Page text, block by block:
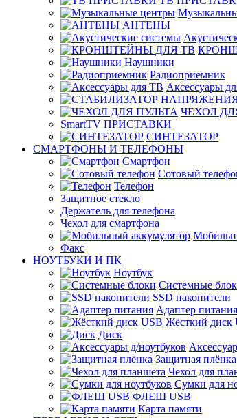
АНТЕНЫ
Наушники
Радиоприемник
Аксессуары
ЧЕХОЛ
SmartTV ПРИСТАВКИ
СИНТЕЗАТОР
СМАРТФОНЫ И ТЕЛЕФОНЫ
Смартфон
Сотовый
Телефон
Защитное стекло
Держатель для телефона
Чехол для смартфона
Факс
НОУТБУКИ И ПК
Ноутбук
Системные
SSD накопители
Адаптер питания
Жёсткий диск
Диск
Защитная плёнка
Чехол для
Сумки для
ФЛЕШ USB
Карта памяти